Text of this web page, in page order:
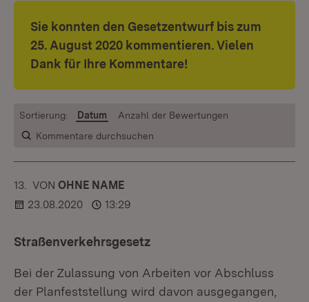
Sie konnten den Gesetzentwurf bis zum
25. August 2020 kommentieren. Vielen
Dank für Ihre Kommentare!
Kommentare durchsuchen
Sortierung: Datum Anzahl der Bewertungen
13. KOMMENTAR
VON :OHNE NAME
23.08.2020
13:29
Straßenverkehrsgesetz
Bei der Zulassung von Arbeiten vor Abschluss
der Planfeststellung wird davon ausgegangen,